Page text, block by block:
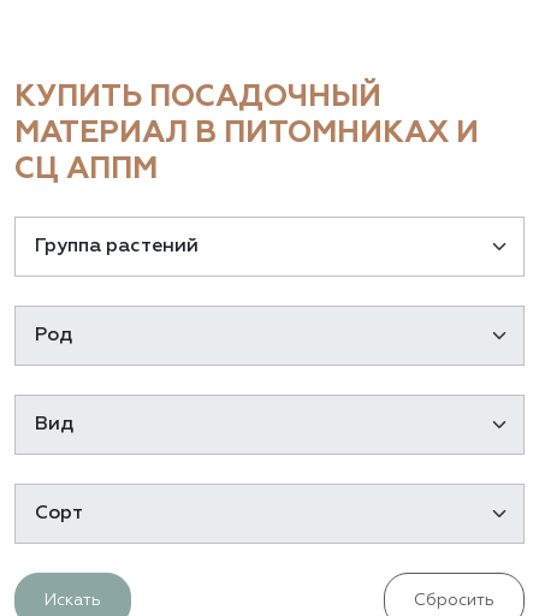
КУПИТЬ ПОСАДОЧНЫЙ
МАТЕРИАЛ В ПИТОМНИКАХ И
СЦ АППМ
Искать Сбросить